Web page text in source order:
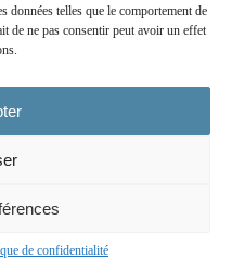
données telles que le comportement de
de ne pas consentir peut avoir un effet
de confidentialité